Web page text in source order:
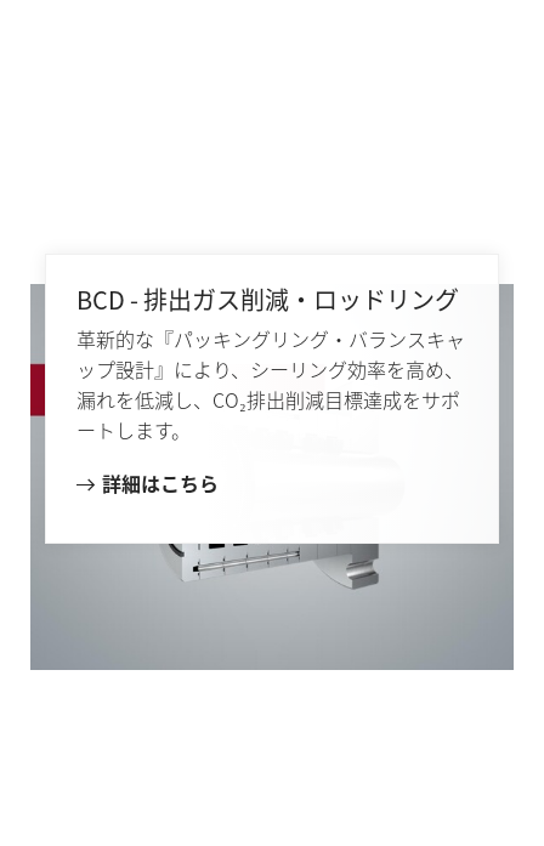
BCD - 排出ガス削減・ロッドリング
革新的な『パッキングリング・バランスキャ
ップ設計』により、シーリング効率を高め、
漏れを低減し、CO₂排出削減目標達成をサポ
ートします。
詳細はこちら